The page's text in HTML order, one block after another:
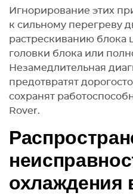
Игнорирование этих
к сильному перегреву
растрескиванию блока
головки блока или
Незамедлительная
предотвратят
сохранят
Rover.
охлаждения